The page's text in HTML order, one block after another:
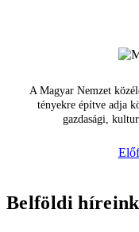
A Magyar Nemzet
tényekre építve adja
gazdasági,
Belföldi híreink